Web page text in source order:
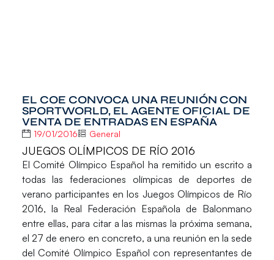
EL COE CONVOCA UNA REUNIÓN CON
SPORTWORLD, EL AGENTE OFICIAL DE
VENTA DE ENTRADAS EN ESPAÑA
19/01/2016 General
JUEGOS OLÍMPICOS DE RÍO 2016
ElComité Olímpico Español ha remitido un escrito a
todas las federaciones olímpicas de deportes de
verano participantes en los Juegos Olímpicos de Río
2016, la Real Federación Española de Balonmano
entre ellas, para citar a las mismas la próxima semana,
el 27 de enero en concreto, a una reunión en la sede
del Comité Olímpico Español con representantes de